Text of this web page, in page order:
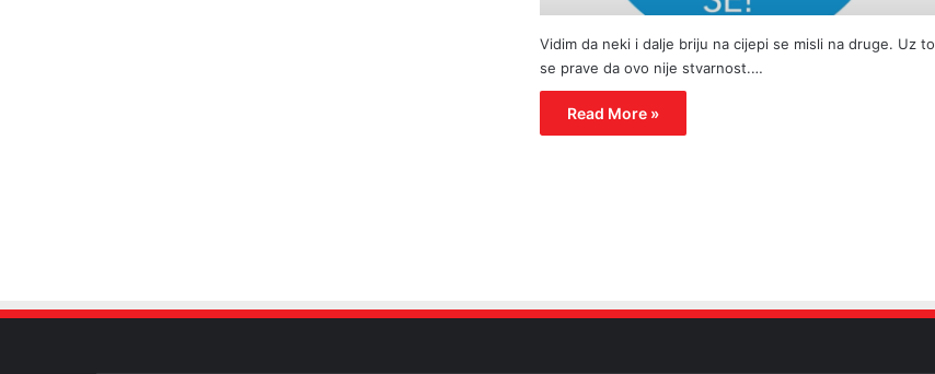
Vidim da neki i dalje briju na cijepi se misli na druge. Uz to
se prave da ovo nije stvarnost.…
Read More »